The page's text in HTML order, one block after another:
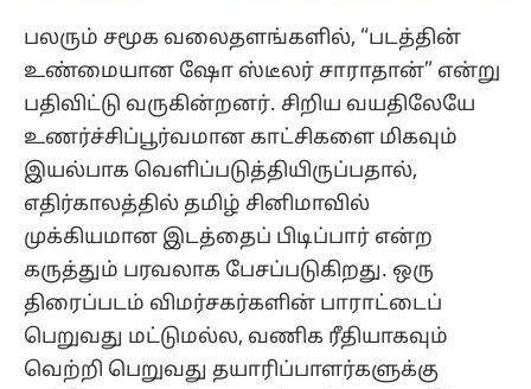
பலரும் சமூக வலைதளங்களில், “படத்தின்
உண்மையான ஷோ ஸ்டீலர் சாராதான்” என்று
பதிவிட்டு வருகின்றனர். சிறிய வயதிலேயே
உணர்ச்சிப்பூர்வமான காட்சிகளை மிகவும்
இயல்பாக வெளிப்படுத்தியிருப்பதால்,
எதிர்காலத்தில் தமிழ் சினிமாவில்
முக்கியமான இடத்தைப் பிடிப்பார் என்ற
கருத்தும் பரவலாக பேசப்படுகிறது. ஒரு
திரைப்படம் விமர்சகர்களின் பாராட்டைப்
பெறுவது மட்டுமல்ல, வணிக ரீதியாகவும்
வெற்றி பெறுவது தயாரிப்பாளர்களுக்கு